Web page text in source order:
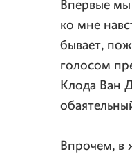
Впервые мы
ко мне
бывает,
голосом
Клода Ван
Впрочем, в